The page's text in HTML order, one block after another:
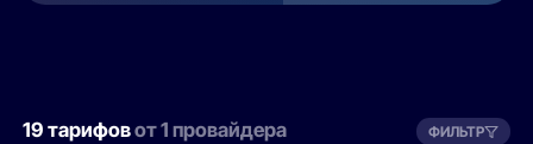
19 тарифовот 1 провайдера ФИЛЬТР